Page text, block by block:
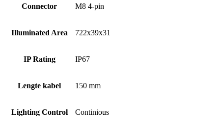
Connector M8 4-pin
Illuminated Area 722x39x31
IP Rating IP67
Lengte kabel 150 mm
Lighting Control Continious